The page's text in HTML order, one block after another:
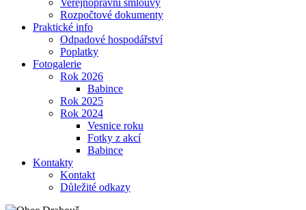
Veřejnoprávní smlouvy
Rozpočtové dokumenty
Praktické info
Odpadové hospodářství
Poplatky
Fotogalerie
Rok 2026
Babince
Rok 2025
Rok 2024
Vesnice roku
Fotky z akcí
Babince
Kontakty
Kontakt
Důležité odkazy